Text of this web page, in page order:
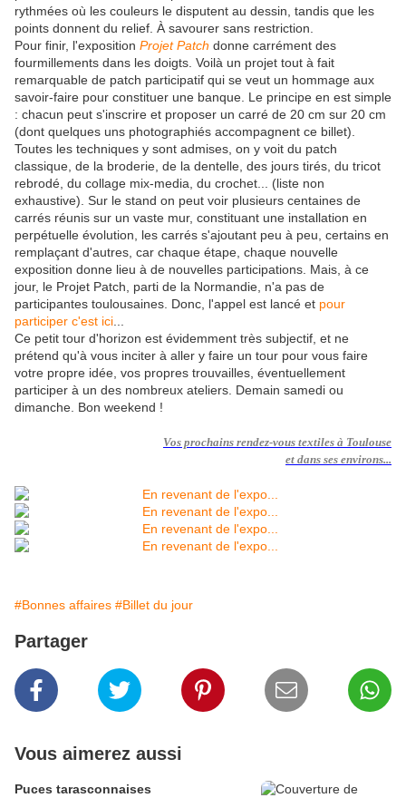
rythmées où les couleurs le disputent au dessin, tandis que les
points donnent du relief. À savourer sans restriction.
Pour finir, l'exposition Projet Patch donne carrément des
fourmillements dans les doigts. Voilà un projet tout à fait
remarquable de patch participatif qui se veut un hommage aux
savoir-faire pour constituer une banque. Le principe en est simple
: chacun peut s'inscrire et proposer un carré de 20 cm sur 20 cm
(dont quelques uns photographiés accompagnent ce billet).
Toutes les techniques y sont admises, on y voit du patch
classique, de la broderie, de la dentelle, des jours tirés, du tricot
rebrodé, du collage mix-media, du crochet... (liste non
exhaustive). Sur le stand on peut voir plusieurs centaines de
carrés réunis sur un vaste mur, constituant une installation en
perpétuelle évolution, les carrés s'ajoutant peu à peu, certains en
remplaçant d'autres, car chaque étape, chaque nouvelle
exposition donne lieu à de nouvelles participations. Mais, à ce
jour, le Projet Patch, parti de la Normandie, n'a pas de
participantes toulousaines. Donc, l'appel est lancé et pour
participer c'est ici
Ce petit tour d'horizon est évidemment très subjectif, et ne
prétend qu'à vous inciter à aller y faire un tour pour vous faire
votre propre idée, vos propres trouvailles, éventuellement
participer à un des nombreux ateliers. Demain samedi ou
dimanche. Bon weekend !
Vos prochains rendez-vous textiles à Toulouse
et dans ses environs...
#Bonnes affaires #Billet du jour
Partager
Vous aimerez aussi
Puces tarasconnaises